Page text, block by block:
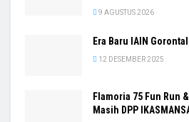
9 AGUSTUS 2026
Era Baru IAIN
12 DESEMBER 2025
Flamoria 75 Fun Run
Masih DPP